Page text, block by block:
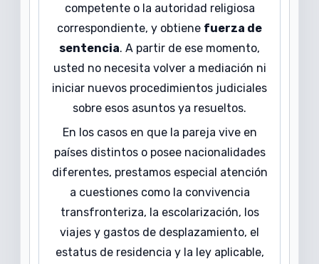
competente o la autoridad religiosa
correspondiente, y obtiene fuerza de
sentencia. A partir de ese momento,
usted no necesita volver a mediación ni
iniciar nuevos procedimientos judiciales
sobre esos asuntos ya resueltos.
En los casos en que la pareja vive en
países distintos o posee nacionalidades
diferentes, prestamos especial atención
a cuestiones como la convivencia
transfronteriza, la escolarización, los
viajes y gastos de desplazamiento, el
estatus de residencia y la ley aplicable,